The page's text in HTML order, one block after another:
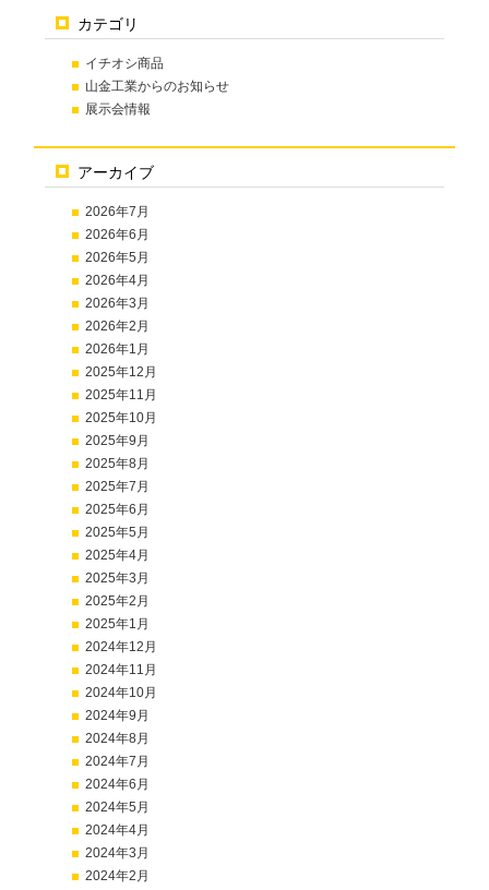
カテゴリ
イチオシ商品
山金工業からのお知らせ
展示会情報
アーカイブ
2026年7月
2026年6月
2026年5月
2026年4月
2026年3月
2026年2月
2026年1月
2025年12月
2025年11月
2025年10月
2025年9月
2025年8月
2025年7月
2025年6月
2025年5月
2025年4月
2025年3月
2025年2月
2025年1月
2024年12月
2024年11月
2024年10月
2024年9月
2024年8月
2024年7月
2024年6月
2024年5月
2024年4月
2024年3月
2024年2月